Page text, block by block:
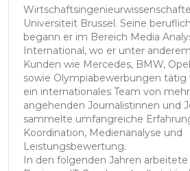
Universiteit Brussel. Seine
begann er im Bereich Media
International, wo er unter
Kunden wie Mercedes, BMW,
sowie Olympiabewerbungen
ein internationales Team von
angehenden Journalistinnen und
sammelte umfangreiche
Koordination, Medienanalyse und
Leistungsbewertung.
In den folgenden Jahren arbeitete